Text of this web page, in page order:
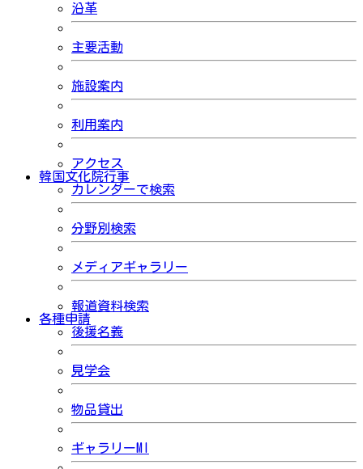
沿革
主要活動
施設案内
利用案内
アクセス
韓国文化院行事
カレンダーで検索
分野別検索
メディアギャラリー
報道資料検索
各種申請
後援名義
見学会
物品貸出
ギャラリーMI